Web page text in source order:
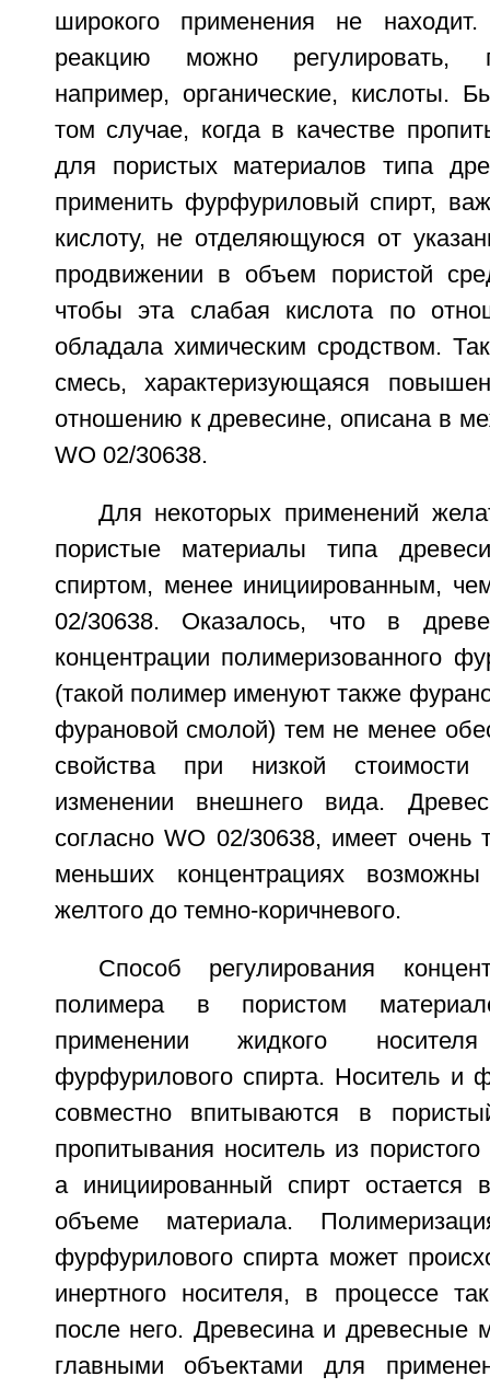
широкого применения не
реакцию можно регулировать,
например, органические, кислоты.
том случае, когда в качестве
для пористых материалов типа
применить фурфуриловый спирт,
кислоту, не отделяющуюся от
продвижении в объем пористой
чтобы эта слабая кислота по
обладала химическим сродством.
смесь, характеризующаяся
отношению к древесине, описана в
WO 02/30638.
Для некоторых применений
пористые материалы типа
спиртом, менее инициированным,
02/30638. Оказалось, что в
концентрации полимеризованного
(такой полимер именуют также
фурановой смолой) тем не менее
свойства при низкой стоимости
изменении внешнего вида.
согласно WO 02/30638, имеет очень
меньших концентрациях
желтого до темно-коричневого.
Способ регулирования
полимера в пористом
применении жидкого носителя
фурфурилового спирта. Носитель и
совместно впитываются в
пропитывания носитель из
а инициированный спирт остается
объеме материала.
фурфурилового спирта может
инертного носителя, в процессе
после него. Древесина и древесные
главными объектами для